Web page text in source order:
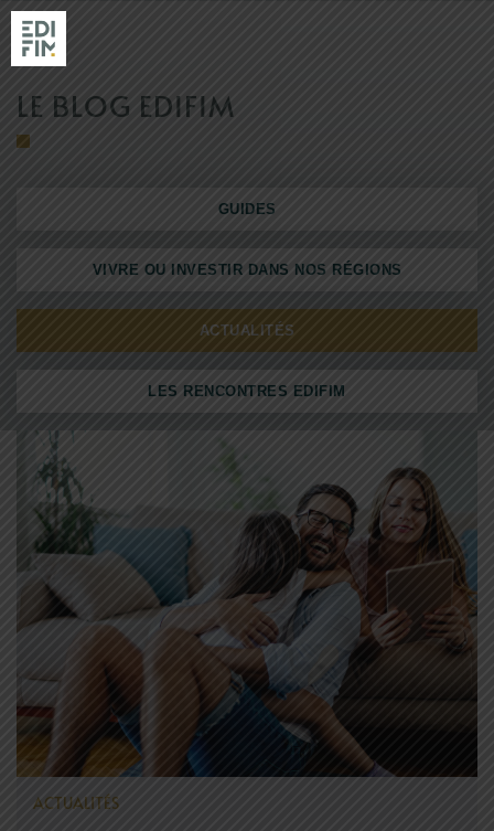
LE BLOG EDIFIM
GUIDES
VIVRE OU INVESTIR DANS NOS RÉGIONS
ACTUALITÉS
LES RENCONTRES EDIFIM
ACTUALITÉS
EDIFIM
NOS AGENCES
ACTUALITÉS & GUIDES
VENDRE SON TERRAIN
EDIFIM MONTAGNE
ESPACE CLIENT
AVIS CLIENTS